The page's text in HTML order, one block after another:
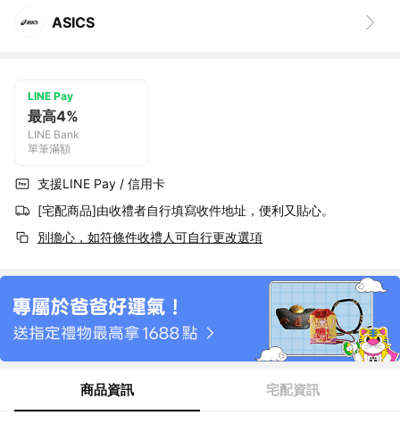
ASICS
LINE Pay
最高4%
LINE Bank
單筆滿額
支援LINE Pay / 信用卡
[宅配商品]由收禮者自行填寫收件地址，便利又貼心。
別擔心，如符條件收禮人可自行更改選項
商品資訊 宅配資訊